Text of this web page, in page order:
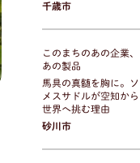
千歳市
このまちのあの企業、
あの製品
馬具の真髄を胸に。ソ
メスサドルが空知から
世界へ挑む理由
砂川市